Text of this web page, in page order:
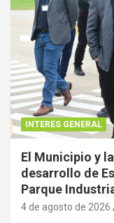
INTERES GENERAL
El Municipio y
desarrollo de
Parque
4 de agosto de 2026